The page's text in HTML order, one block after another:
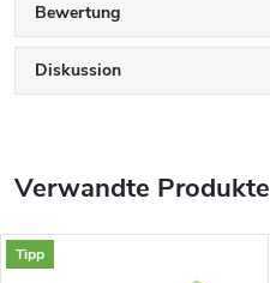
Bewertung
Diskussion
Verwandte Produkte
Tipp